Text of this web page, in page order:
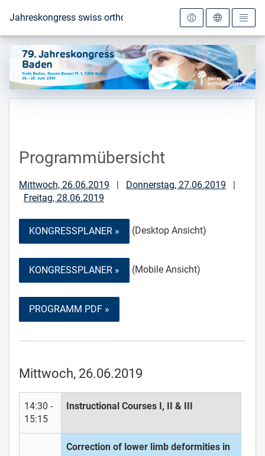
Zur Startseite
Jahreskongress swiss orthopaedics 2019
Programmübersicht
Mittwoch, 26.06.2019 | Donnerstag, 27.06.2019 |
Freitag, 28.06.2019
KONGRESSPLANER » (Desktop Ansicht)
KONGRESSPLANER » (Mobile Ansicht)
PROGRAMM PDF »
Mittwoch, 26.06.2019
14:30 -
15:15
Instructional Courses I, II & III
Correction of lower limb deformities in